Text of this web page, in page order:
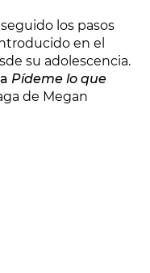
los pasos
en el
su adolescencia.
Pídeme lo que
de Megan